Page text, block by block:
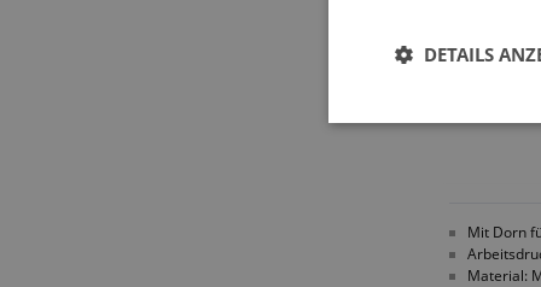
Mit Dorn
Material:
DETAILS